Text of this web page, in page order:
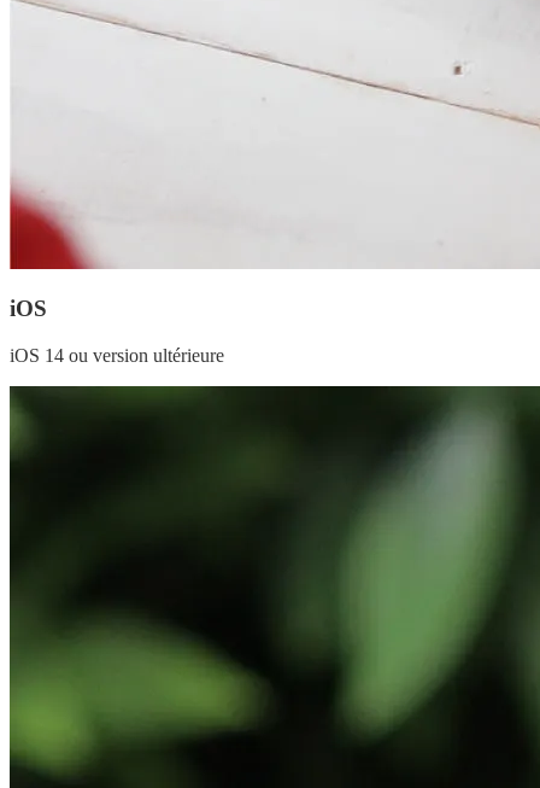
iOS
iOS 14 ou version ultérieure